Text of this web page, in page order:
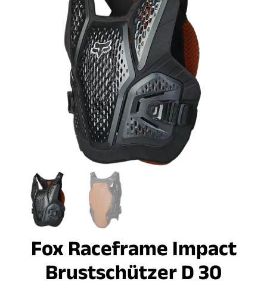
Fox Raceframe Impact
Brustschützer D 30